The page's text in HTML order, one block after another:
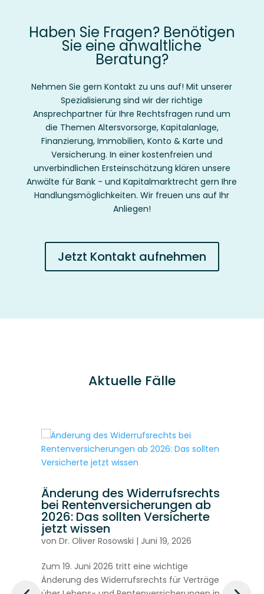
Haben Sie Fragen? Benötigen
Sie eine anwaltliche
Beratung?
Nehmen Sie gern Kontakt zu uns auf! Mit unserer
Spezialisierung sind wir derrichtige
Ansprechpartner für Ihre Rechtsfragen rund um
die Themen Altersvorsorge, Kapitalanlage,
Finanzierung, Immobilien, Konto & Karte und
Versicherung. In einer kostenfreien und
unverbindlichen Ersteinschätzung klären unsere
Anwälte für Bank - und Kapitalmarktrecht gern Ihre
Handlungsmöglichkeiten. Wir freuen uns auf Ihr
Anliegen!
Jetzt Kontakt aufnehmen
Aktuelle Fälle
Änderung des Widerrufsrechts
bei Rentenversicherungen ab
2026: Das sollten Versicherte
jetzt wissen
von Dr. Oliver Rosowski | Juni 19, 2026
Zum 19. Juni 2026 tritt eine wichtige
Änderung des Widerrufsrechts für Verträge